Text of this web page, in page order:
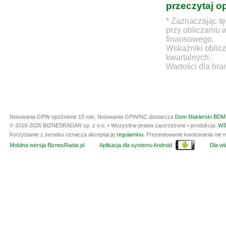
przeczytaj
* Zaznaczając
przy obliczaniu
finansowego.
Wskaźniki
kwartalnych.
Wartości dla
Notowania GPW opóźnione 15 min. Notowania GPW/NC dostarcza Dom Maklerski
© 2010-2026 BIZNESRADAR sp. z o.o. • Wszystkie prawa zastrzeżone • produkcja:
Korzystanie z serwisu oznacza akceptację regulaminu . Prezentowanie kwotowania
Mobilna wersja BiznesRadar.pl
Aplikacja dla systemu Android Dla